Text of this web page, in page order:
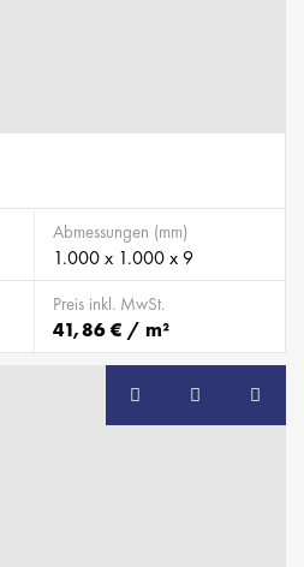
Abmessungen (mm)
1.000 x 1.000 x 9
Preis inkl. MwSt.
41,86 € / m²